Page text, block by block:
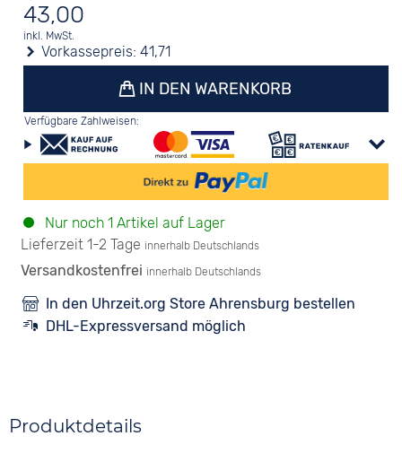
43,00
inkl. MwSt.
Vorkassepreis:41,71
IN DEN WARENKORB
Verfügbare Zahlweisen:
Nur noch 1 Artikel auf Lager
Lieferzeit 1-2 Tage innerhalb Deutschlands
Versandkostenfrei innerhalb Deutschlands
In den Uhrzeit.org Store Ahrensburg bestellen
DHL-Expressversand möglich
Produktdetails